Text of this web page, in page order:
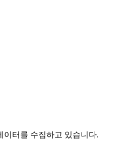
이터를 수집하고 있습니다.